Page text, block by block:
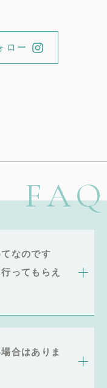
ロー
FAQ
なのです
ってもらえ
合はありま